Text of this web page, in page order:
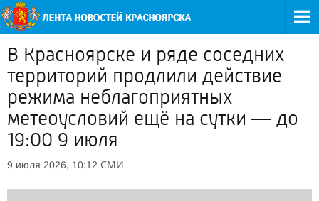
В Красноярске и ряде соседних
территорий продлили действие
режима неблагоприятных
метеоусловий ещё на сутки — до
19:00 9 июля
9 июля 2026, 10:12 СМИ